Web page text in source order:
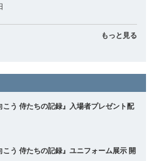
もっと見る
こう 侍たちの記録』入場者プレゼント配
こう 侍たちの記録』ユニフォーム展示 開